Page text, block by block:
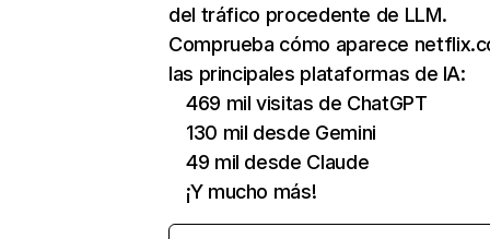
del tráfico procedente de LLM.
Comprueba cómo aparece
las principales plataformas de IA:
469 mil visitas de ChatGPT
130 mil desde Gemini
49 mil desde Claude
¡Y mucho más!